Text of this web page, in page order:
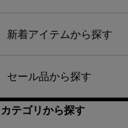
新着アイテムから探す
セール品から探す
カテゴリから探す